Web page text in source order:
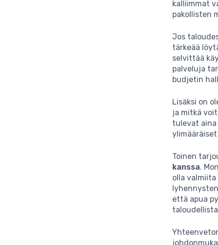
kalliimmat
pakollisten
Jos
tärkeää
selvittää
palveluja
budjetin
Lisäksi on
ja mitkä
tulevat aina
Toinen
kanssa.
olla
että apua